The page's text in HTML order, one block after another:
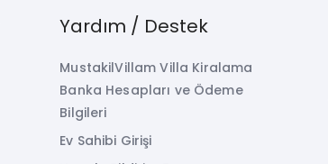
Yardım / Destek
MustakilVillam Villa Kiralama
Banka Hesapları ve Ödeme
Bilgileri
Ev Sahibi Girişi